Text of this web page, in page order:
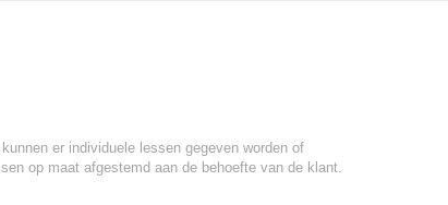
er individuele lessen gegeven worden of
op maat afgestemd aan de behoefte van de klant.